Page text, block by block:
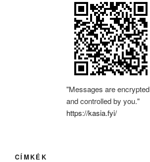
"Messages are encrypted
and controlled by you."
https://kasia.fyi/
CÍMKÉK